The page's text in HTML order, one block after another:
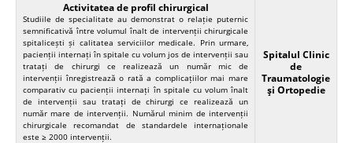
Activitatea de profil chirurgical
Studiile de specialitate au demonstrat o relație puternic
semnificativă între volumul înalt de intervenții chirurgicale
spitalicești și calitatea serviciilor medicale. Prin urmare,
pacienții internați în spitale cu volum jos de intervenții sau
tratați de chirurgi ce realizează un număr mic de
intervenții înregistrează o rată a complicațiilor mai mare
comparativ cu pacienții internați în spitale cu volum înalt
de intervenții sau tratați de chirurgi ce realizează un
număr mare de intervenții. Numărul minim de intervenții
chirurgicale recomandat de standardele internaționale
este ≥ 2000 intervenții.
Spitalul Clinic
de
Traumatologie
şi Ortopedie